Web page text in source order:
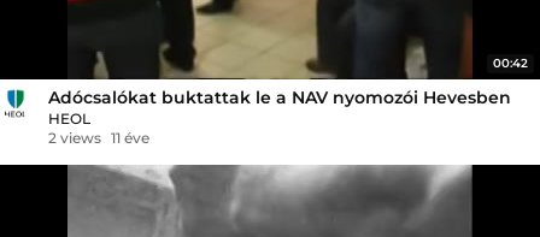
00:42
Adócsalókat buktattak le a NAV nyomozói Hevesben
HEOL
2 views 11 éve